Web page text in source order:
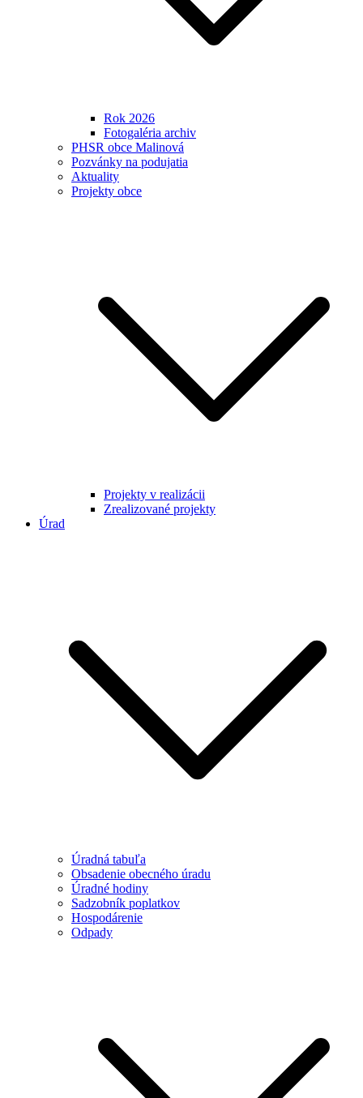
Rok 2026
Fotogaléria archiv
PHSR obce Malinová
Pozvánky na podujatia
Aktuality
Projekty obce
Projekty v realizácii
Zrealizované projekty
Úrad
Úradná tabuľa
Obsadenie obecného úradu
Úradné hodiny
Sadzobník poplatkov
Hospodárenie
Odpady